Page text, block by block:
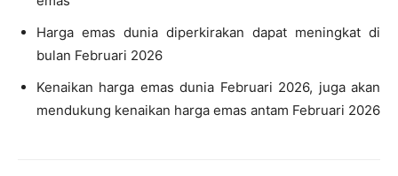
Harga emas dunia diperkirakan dapat meningkat di
bulan Februari 2026
Kenaikan harga emas dunia Februari 2026, juga akan
mendukung kenaikan harga emas antam Februari 2026